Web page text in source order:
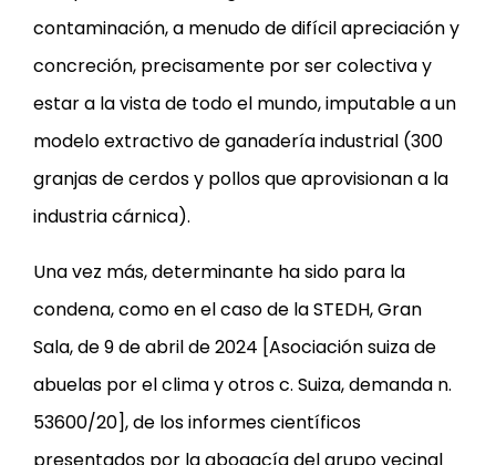
contaminación, a menudo de difícil apreciación y
concreción, precisamente por ser colectiva y
estar a la vista de todo el mundo, imputable a un
modelo extractivo de ganadería industrial (300
granjas de cerdos y pollos que aprovisionan a la
industria cárnica).
Una vez más, determinante ha sido para la
condena, como en el caso de la STEDH, Gran
Sala, de 9 de abril de 2024 [Asociación suiza de
abuelas por el clima y otros c. Suiza, demanda n.
53600/20], de los informes científicos
presentados por la abogacía del grupo vecinal